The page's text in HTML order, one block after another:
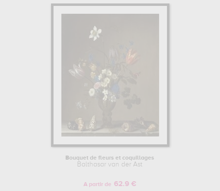
Bouquet de fleurs et coquillages
Balthasar van der Ast
A partir de 62.9 €